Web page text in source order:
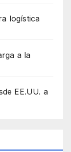
logística
a la
EE.UU. a